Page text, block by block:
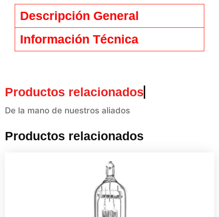
Descripción General
Información Técnica
Productos relacionados
De la mano de nuestros aliados
Productos relacionados